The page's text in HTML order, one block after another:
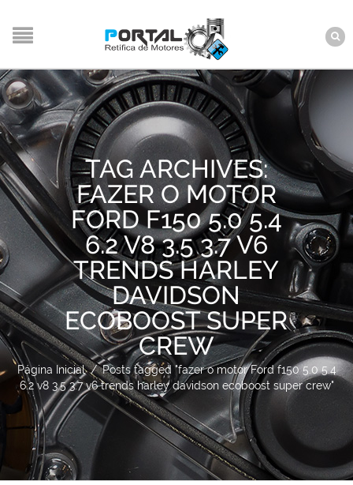
TAG ARCHIVES:
FAZER O MOTOR
FORD F150 5.0 5.4
6.2 V8 3.5 3.7 V6
TRENDS HARLEY
DAVIDSON
ECOBOOST SUPER
CREW
Página Inicial / Posts tagged "fazer o motor Ford f150 5.0 5.4
6.2 v8 3.5 3.7 v6 trends harley davidson ecoboost super crew"